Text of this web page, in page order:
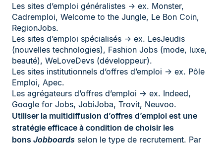
Les sites d’emploi généralistes → ex. Monster,
Cadremploi, Welcome to the Jungle, Le Bon Coin,
RegionJobs.
Les sites d’emploi spécialisés → ex. LesJeudis
(nouvelles technologies), Fashion Jobs (mode, luxe,
beauté), WeLoveDevs (développeur).
Les sites institutionnels d’offres d’emploi → ex. Pôle
Emploi, Apec.
Les agrégateurs d’offres d’emploi → ex. Indeed,
Google for Jobs, JobiJoba, Trovit, Neuvoo.
Utiliser la multidiffusion d’offres d’emploi est une
stratégie efficace à condition de choisir les
bons Jobboards selon le type de recrutement. Par